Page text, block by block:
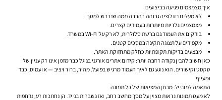
איך מצמצמים פגיעה בביצועים
לא מעלים רזולוציה גבוהה בהרבה ממה שנדרש למסך.
מצמצמים גלריות מיותרות בעמודים קצרים.
בודקים את העמוד גם ברשת סלולרית, לא רק על Wi-Fi במשרד.
מקפידים על תצוגה תקינה במסכים קטנים.
מבצעים בדיקות תקופתיות כחלק מתחזוקת האתר.
כאן חשוב להבין נקודה רחבה יותר: קידום אתרים אורגני בגוגל כבר מזמן אינו רק עניין של
טקסט וקישורים. הוא נוגע גם לאיך העמוד מרגיש בפועל. מהיר, ברור ויציב — או עמוס, כבד
ומעייף.
התאמה למובייל: מבחן המציאות של כל תמונה
לא מעט תמונות נראות מצוין על מסך מחשב רחב, ואז נשברות בנייד. הן נחתכות רע, נדחפות